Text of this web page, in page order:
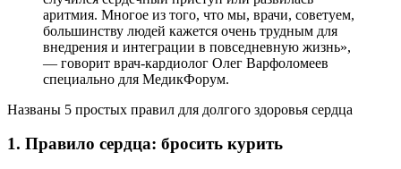
аритмия. Многое из того, что мы, врачи, советуем,
большинству людей кажется очень трудным для
внедрения и интеграции в повседневную жизнь»,
— говорит врач-кардиолог Олег Варфоломеев
специально для МедикФорум.
Названы 5 простых правил для долгого здоровья сердца
1. Правило сердца: бросить курить